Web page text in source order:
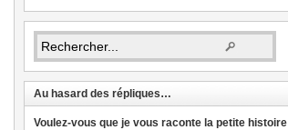
Au hasard des répliques…
Voulez-vous que je vous raconte la petite histoire